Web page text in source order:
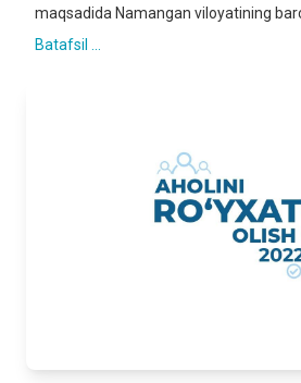
maqsadida Namangan viloyatining
Batafsil ...